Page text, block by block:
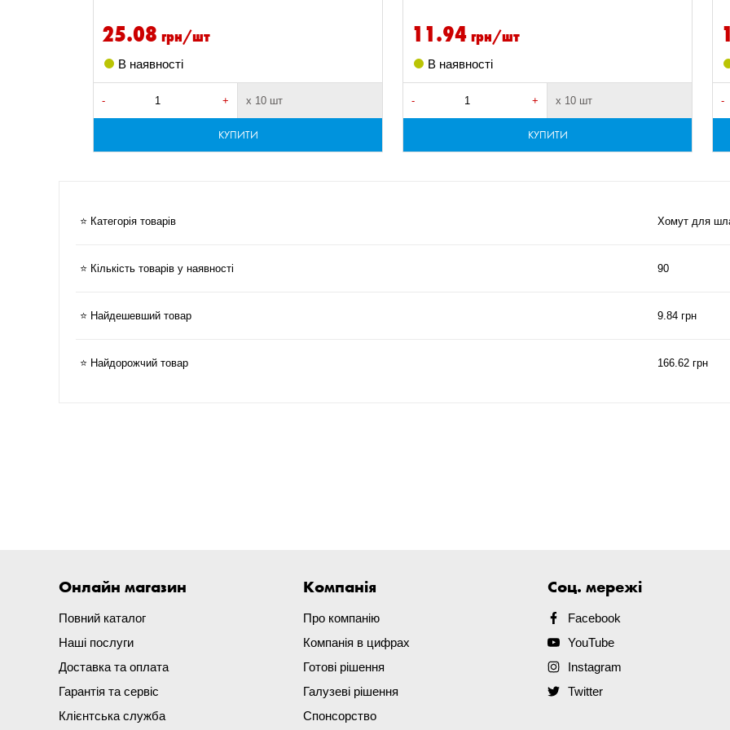
25.08 грн/шт
В наявності
- + х 10 шт
КУПИТИ
11.94 грн/шт
В наявності
- + х 10 шт
КУПИТИ
-
⭐ Категорія товарів Хомут для
⭐ Кількість товарів у наявності 90
⭐ Найдешевший товар 9.84 грн
⭐ Найдорожчий товар 166.62 грн
Онлайн магазин
Повний каталог
Наші послуги
Доставка та оплата
Гарантія та сервіс
Клієнтська служба
Компанія
Про компанію
Компанія в цифрах
Готові рішення
Галузеві рішення
Спонсорство
Соц. мережі
Facebook
YouTube
Instagram
Twitter